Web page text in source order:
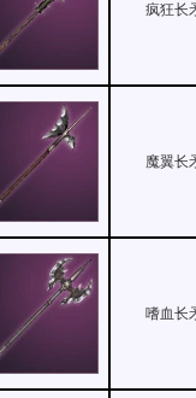
疯狂长
魔翼长
嗜血长